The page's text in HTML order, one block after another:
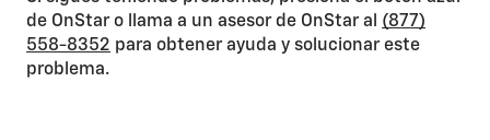
de OnStar o llama a un asesor de OnStar al (877)
558-8352 para obtener ayuda y solucionar este
problema.